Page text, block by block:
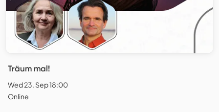
Träum mal!
Wed 23. Sep 18:00
Online